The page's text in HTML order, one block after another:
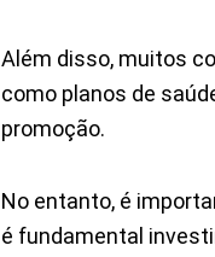
Além disso, muitos
como planos de
promoção.
No entanto, é
é fundamental